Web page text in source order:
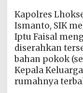
Kapolres
Ismanto, SIK
Iptu Faisal
diserahkan
bahan pokok
Kepala
rumahnya